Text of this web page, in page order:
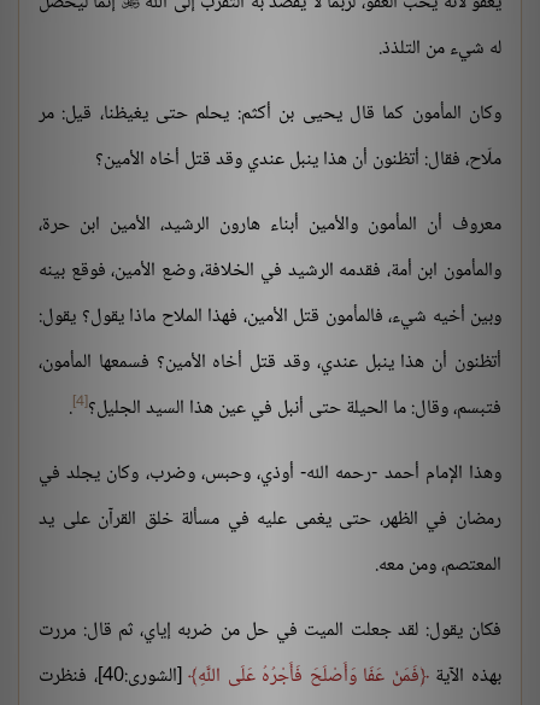
له شيء من التلذذ.
وكان المأمون كما قال يحيى بن أكثم: يحلم حتى يغيظنا، قيل: مر
ملّاح، فقال: أتظنون أن هذا ينبل عندي وقد قتل أخاه الأمين؟
معروف أن المأمون والأمين أبناء هارون الرشيد، الأمين ابن حرة،
والمأمون ابن أمة، فقدمه الرشيد في الخلافة، وضع الأمين، فوقع بينه
وبين أخيه شيء، فالمأمون قتل الأمين، فهذا الملاح ماذا يقول؟ يقول:
أتظنون أن هذا ينبل عندي، وقد قتل أخاه الأمين؟ فسمعها المأمون،
فتبسم، وقال: ما الحيلة حتى أنبل في عين هذا السيد الجليل؟[4]
.
وهذا الإمام أحمد -رحمه الله- أوذي، وحبس، وضرب، وكان يجلد في
رمضان في الظهر، حتى يغمى عليه في مسألة خلق القرآن على يد
المعتصم، ومن معه.
فكان يقول: لقد جعلت الميت في حل من ضربه إياي، ثم قال: مررت
بهذه الآية فَمَنْ عَفَا وَأَصْلَحَ فَأَجْرُهُ عَلَى اللَّهِ
[الشورى:40]، فنظرت